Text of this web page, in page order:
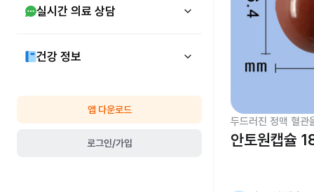
실시간 의료 상담
건강 정보
앱 다운로드
로그인/가입
두드러진 정맥 혈관
안토원캡슐